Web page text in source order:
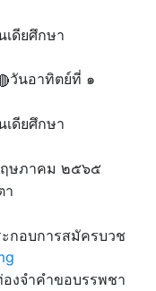
ดียศึกษา
วันอาทิตย์ที่ ๑
ดียศึกษา
ษภาคม ๒๕๖๕
า
กอบการสมัครบวช
งจำคำขอบรรพชา